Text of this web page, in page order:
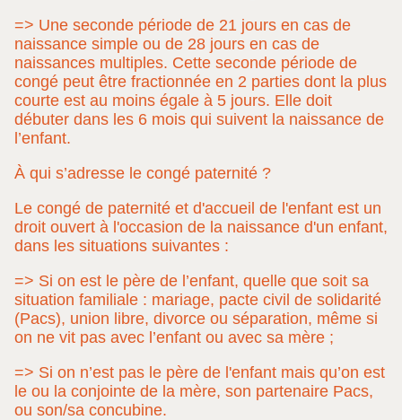
=> Une seconde période de 21 jours en cas de
naissance simple ou de 28 jours en cas de
naissances multiples. Cette seconde période de
congé peut être fractionnée en 2 parties dont la plus
courte est au moins égale à 5 jours. Elle doit
débuter dans les 6 mois qui suivent la naissance de
l’enfant.
À qui s’adresse le congé paternité ?
Le congé de paternité et d'accueil de l'enfant est un
droit ouvert à l'occasion de la naissance d'un enfant,
dans les situations suivantes :
=> Si on est le père de l’enfant, quelle que soit sa
situation familiale : mariage, pacte civil de solidarité
(Pacs), union libre, divorce ou séparation, même si
on ne vit pas avec l’enfant ou avec sa mère ;
=> Si on n’est pas le père de l'enfant mais qu’on est
le ou la conjointe de la mère, son partenaire Pacs,
ou son/sa concubine.